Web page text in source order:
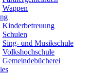
Wappen
Kinderbetreuung
Schulen
Sing- und Musikschule
Volkshochschule
Gemeindebücherei